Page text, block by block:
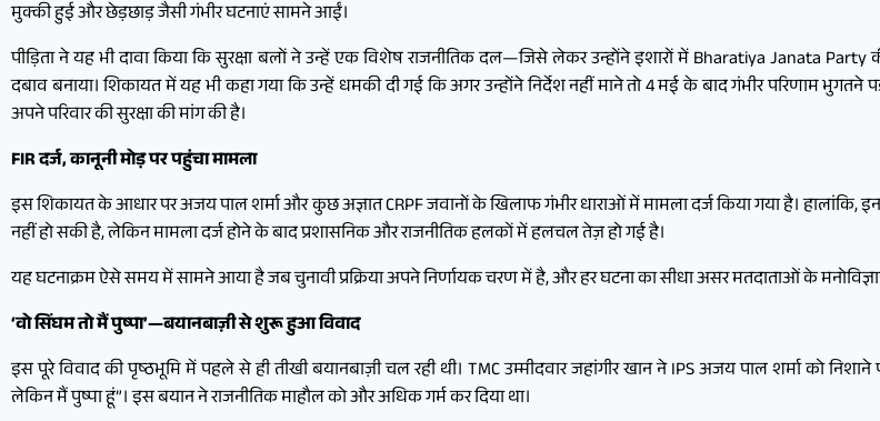
मुक्की हुई और छेड़छाड़ जैसी गंभीर घटनाएं सामने आईं।
पीड़िता ने यह भी दावा किया कि सुरक्षा बलों ने उन्हें एक विशेष राजनीतिक दल—जिसे लेकर उन्होंने इशारों में Bharatiya Janata
दबाव बनाया। शिकायत में यह भी कहा गया कि उन्हें धमकी दी गई कि अगर उन्होंने निर्देश नहीं माने तो 4 मई के बाद गंभीर परिणाम
अपने परिवार की सुरक्षा की मांग की है।
FIR दर्ज, कानूनी मोड़ पर पहुंचा मामला
इस शिकायत के आधार पर अजय पाल शर्मा और कुछ अज्ञात CRPF जवानों के खिलाफ गंभीर धाराओं में मामला दर्ज किया गया है। हालांकि,
नहीं हो सकी है, लेकिन मामला दर्ज होने के बाद प्रशासनिक और राजनीतिक हलकों में हलचल तेज़ हो गई है।
यह घटनाक्रम ऐसे समय में सामने आया है जब चुनावी प्रक्रिया अपने निर्णायक चरण में है, और हर घटना का सीधा असर मतदाताओं के
‘वो सिंघम तो मैं पुष्पा’—बयानबाज़ी से शुरू हुआ विवाद
इस पूरे विवाद की पृष्ठभूमि में पहले से ही तीखी बयानबाज़ी चल रही थी। TMC उम्मीदवार जहांगीर खान ने IPS अजय पाल शर्मा को
लेकिन मैं पुष्पा हूं”। इस बयान ने राजनीतिक माहौल को और अधिक गर्म कर दिया था।